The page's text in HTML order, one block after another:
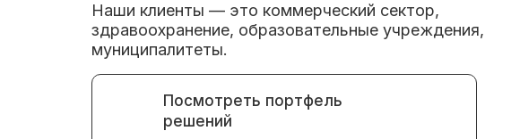
Наши клиенты — это коммерческий сектор,
здравоохранение, образовательные учреждения,
муниципалитеты.
Посмотреть портфель
решений